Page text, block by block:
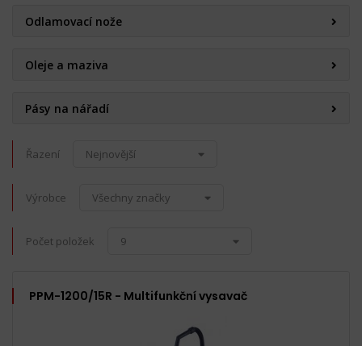
Odlamovací nože
Oleje a maziva
Pásy na nářadí
Řazení Nejnovější
Výrobce Všechny značky
Počet položek 9
PPM-1200/15R - Multifunkční vysavač